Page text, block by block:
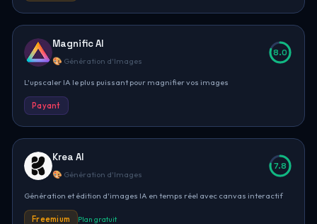
Magnific AI
🎨 Génération d'Images
8.0
L'upscaler IA le plus puissant pour magnifier vos images
Payant
Krea AI
🎨 Génération d'Images
7.8
Génération et édition d'images IA en temps réel avec canvas interactif
Freemium Plan gratuit